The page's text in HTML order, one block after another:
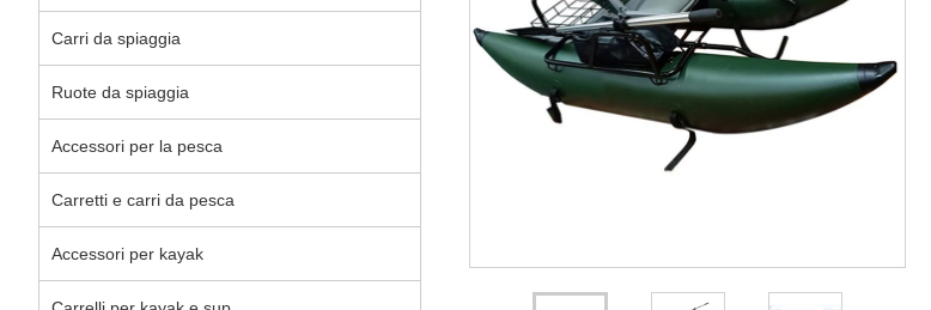
Carri da spiaggia
Ruote da spiaggia
Accessori per la pesca
Carretti e carri da pesca
Accessori per kayak